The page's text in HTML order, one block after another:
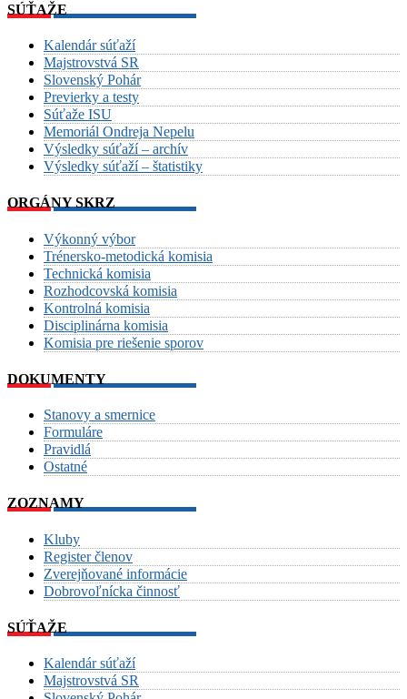
SÚŤAŽE
Kalendár súťaží
Majstrovstvá SR
Slovenský Pohár
Previerky a testy
Súťaže ISU
Memoriál Ondreja Nepelu
Výsledky súťaží – archív
Výsledky súťaží – štatistiky
ORGÁNY SKRZ
Výkonný výbor
Trénersko-metodická komisia
Technická komisia
Rozhodcovská komisia
Kontrolná komisia
Disciplinárna komisia
Komisia pre riešenie sporov
DOKUMENTY
Stanovy a smernice
Formuláre
Pravidlá
Ostatné
ZOZNAMY
Kluby
Register členov
Zverejňované informácie
Dobrovoľnícka činnosť
SÚŤAŽE
Kalendár súťaží
Majstrovstvá SR